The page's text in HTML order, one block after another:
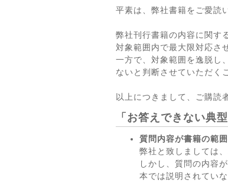
平素は、弊社書籍をご愛読
弊社刊行書籍の内容に関す
対象範囲内で最大限対応さ
一方で、対象範囲を逸脱し
ないと判断させていただく
以上につきまして、ご購読
「お答えできない典
質問内容が書籍の範
弊社と致しましては
しかし、質問の内容
本では説明されてい